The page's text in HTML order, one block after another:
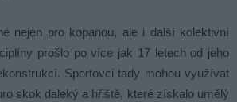
nejen pro kopanou, ale i další kolektivní
prošlo po více jak 17 letech od jeho
Sportovci tady mohou využívat
skok daleký a hřiště, které získalo umělý